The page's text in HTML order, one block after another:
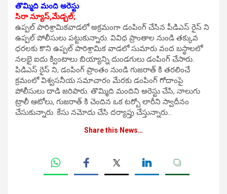
తొమ్మిది మంది అరెస్టు
సిరా న్యూస్,మేడ్చల్;
ఉప్పల్ పారిశ్రామికవాడలో అక్రమంగా డంపింగ్ చేసిన పీడిఎస్ రైస్ ని
ఉప్పల్ పోలీసులు పట్టుకున్నారు. వివిధ ప్రాంతాల నుండి తక్కువ
ధరలకు కొని ఉప్పల్ పారిశ్రామిక వాడలో సుమారు వంద బస్థాలలో
నలభై ఐదు క్వింటాలు బియ్యాన్ని దుండగులు డంపింగ్ చేసారు.
పిడిఎస్ రైస్ ని, డంపింగ్ ప్రాంతం నుండి గుజరాత్ కి తరలించే
క్రమంలో విశ్వసనీయ సమాచారం మేరకు డంపింగ్ గోదాంపై
పోలీసులు దాడి జరిపారు. తొమ్మిది మందిని అరెస్టు చేసి, నాలుగు
ట్రాలీ ఆటోలు, గుజరాత్ కి చెందిన ఒక టర్బో లారీని స్వాదీనం
చేసుకున్నారు. కేసు నమోదు చేసి దర్యాప్తు చేస్తున్నారు…
Share this News…